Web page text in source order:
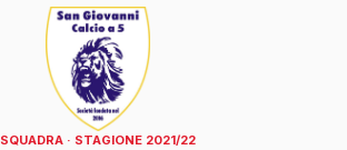
SQUADRA · STAGIONE 2021/22